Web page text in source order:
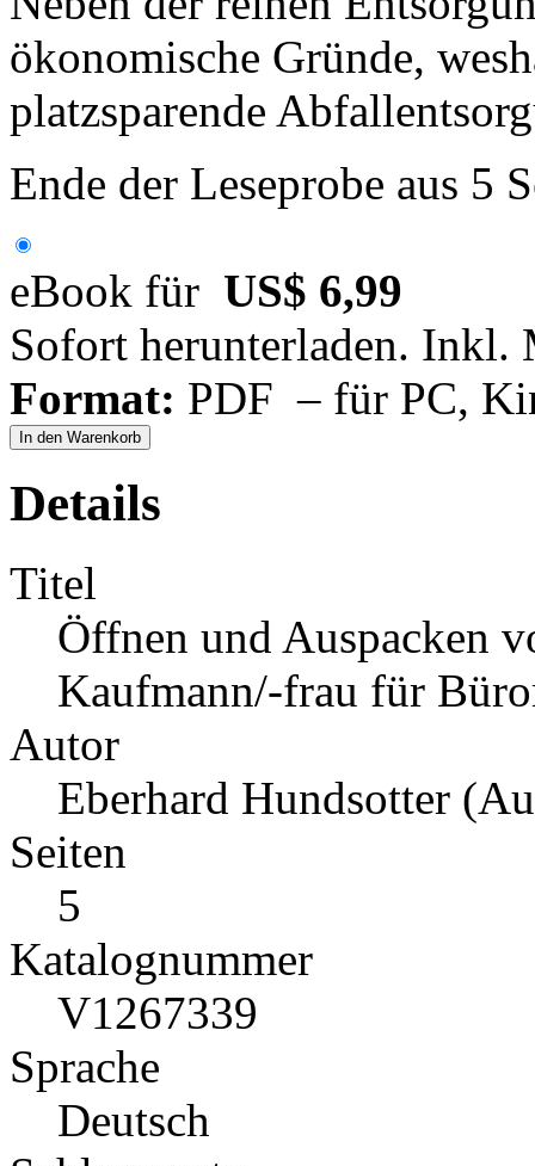
ökonomische Gründe,
platzsparende
Ende der Leseprobe aus 5
eBook für US$ 6,99
Sofort herunterladen. Inkl.
Format: PDF – für PC,
In den Warenkorb
Details
Titel
Öffnen und Auspacken
Kaufmann/-frau für
Autor
Eberhard Hundsotter
Seiten
5
Katalognummer
V1267339
Sprache
Deutsch